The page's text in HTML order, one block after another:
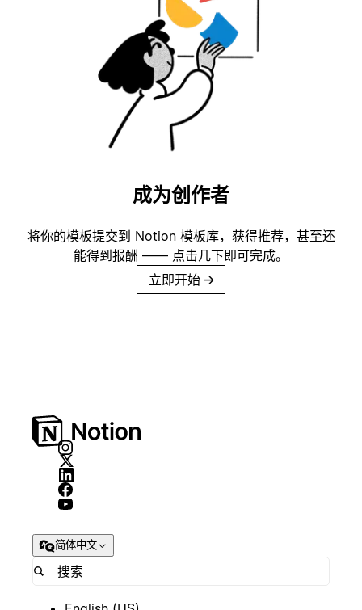
成为创作者
将你的模板提交到 Notion 模板库，获得推荐，甚至还
能得到报酬 —— 点击几下即可完成。
立即开始 →
简体中文